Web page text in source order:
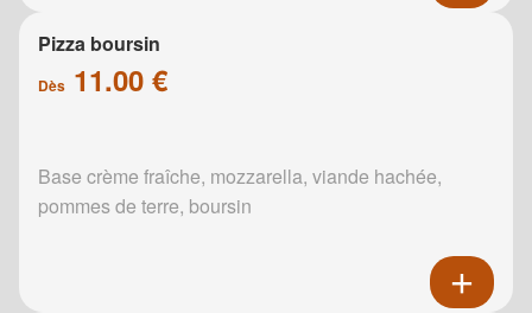
Pizza boursin
Dès 11.00 €
Base crème fraîche, mozzarella, viande hachée,
pommes de terre, boursin